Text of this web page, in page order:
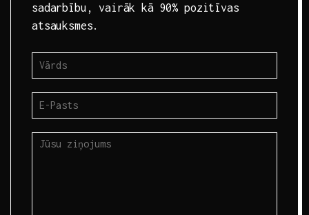
sadarbību, vairāk kā 90% pozitīvas
atsauksmes.